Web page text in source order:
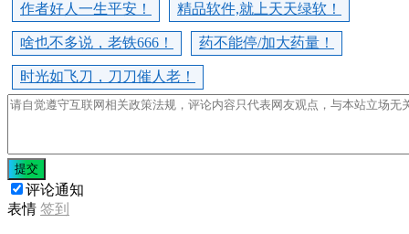
作者好人一生平安！ 精品软件,就上天天绿软！
啥也不多说，老铁666！ 药不能停/加大药量！
时光如飞刀，刀刀催人老！
提交
评论通知
表情 签到